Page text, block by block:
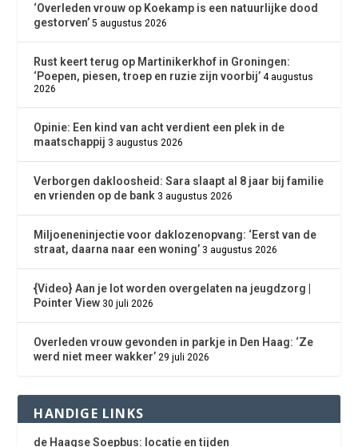
‘Overleden vrouw op Koekamp is een natuurlijke dood
gestorven’ 5 augustus 2026
Rust keert terug op Martinikerkhof in Groningen:
‘Poepen, piesen, troep en ruzie zijn voorbij’ 4 augustus
2026
Opinie: Een kind van acht verdient een plek in de
maatschappij 3 augustus 2026
Verborgen dakloosheid: Sara slaapt al 8 jaar bij familie
en vrienden op de bank 3 augustus 2026
Miljoeneninjectie voor daklozenopvang: ‘Eerst van de
straat, daarna naar een woning’ 3 augustus 2026
{Video} Aan je lot worden overgelaten na jeugdzorg |
Pointer View 30 juli 2026
Overleden vrouw gevonden in parkje in Den Haag: ‘Ze
werd niet meer wakker’ 29 juli 2026
HANDIGE LINKS
de Haagse Soepbus: locatie en tijden